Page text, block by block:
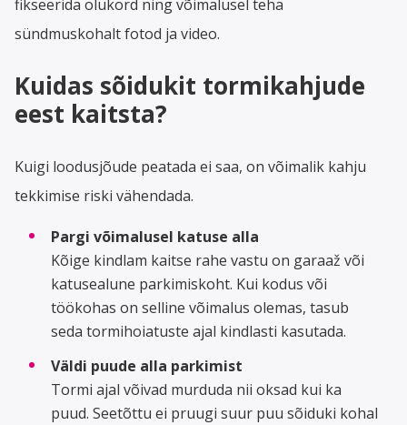
fikseerida olukord ning võimalusel teha
sündmuskohalt fotod ja video.
Kuidas sõidukit tormikahjude
eest kaitsta?
Kuigi loodusjõude peatada ei saa, on võimalik kahju
tekkimise riski vähendada.
Pargi võimalusel katuse alla
Kõige kindlam kaitse rahe vastu on garaaž või
katusealune parkimiskoht. Kui kodus või
töökohas on selline võimalus olemas, tasub
seda tormihoiatuste ajal kindlasti kasutada.
Väldi puude alla parkimist
Tormi ajal võivad murduda nii oksad kui ka
puud. Seetõttu ei pruugi suur puu sõiduki kohal